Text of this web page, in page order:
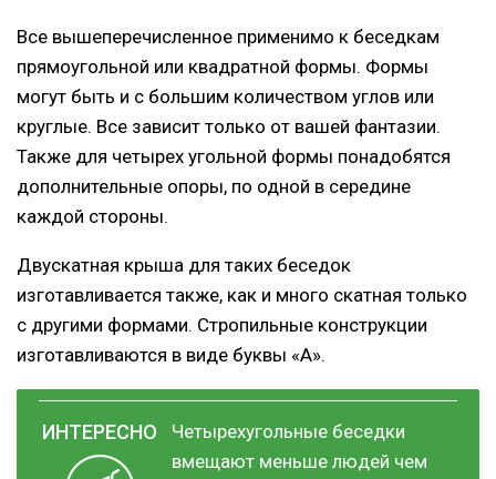
Все вышеперечисленное применимо к беседкам
прямоугольной или квадратной формы. Формы
могут быть и с большим количеством углов или
круглые. Все зависит только от вашей фантазии.
Также для четырех угольной формы понадобятся
дополнительные опоры, по одной в середине
каждой стороны.
Двускатная крыша для таких беседок
изготавливается также, как и много скатная только
с другими формами. Стропильные конструкции
изготавливаются в виде буквы «А».
Четырехугольные беседки
вмещают меньше людей чем